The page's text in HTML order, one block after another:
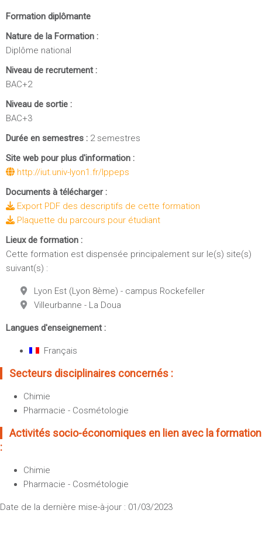
Formation diplômante
Nature de la Formation :
Diplôme national
Niveau de recrutement :
BAC+2
Niveau de sortie :
BAC+3
Durée en semestres : 2 semestres
Site web pour plus d'information :
http://iut.univ-lyon1.fr/lppeps
Documents à télécharger :
Export PDF des descriptifs de cette formation
Plaquette du parcours pour étudiant
Lieux de formation :
Cette formation est dispensée principalement sur le(s) site(s)
suivant(s) :
Lyon Est (Lyon 8ème) - campus Rockefeller
Villeurbanne - La Doua
Langues d'enseignement :
Français
Secteurs disciplinaires concernés :
Chimie
Pharmacie - Cosmétologie
Activités socio-économiques en lien avec la formation
:
Chimie
Pharmacie - Cosmétologie
Date de la dernière mise-à-jour : 01/03/2023